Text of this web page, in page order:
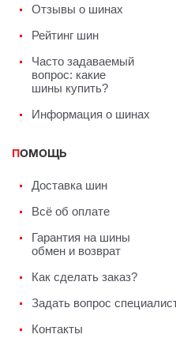
Отзывы о шинах
Рейтинг шин
Часто задаваемый
вопрос: какие
шины купить?
Информация о шинах
ПОМОЩЬ
Доставка шин
Всё об оплате
Гарантия на шины
обмен и возврат
Как сделать заказ?
Задать вопрос
Контакты